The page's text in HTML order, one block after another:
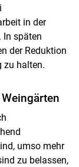
in der
In späten
der Reduktion
zu halten.
umso mehr
zu belassen,